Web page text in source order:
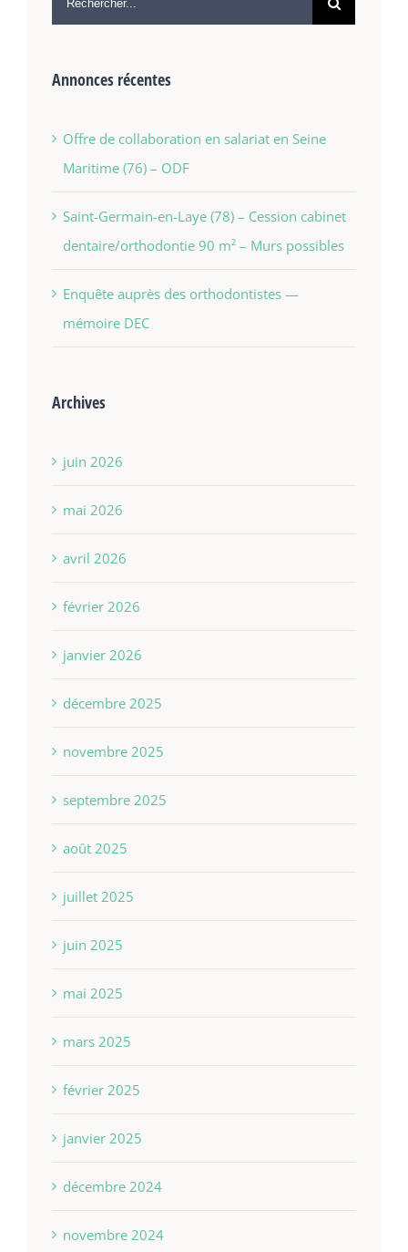
Annonces récentes
Offre de collaboration en salariat en Seine
Maritime (76) – ODF
Saint-Germain-en-Laye (78) – Cession cabinet
dentaire/orthodontie 90 m² – Murs possibles
Enquête auprès des orthodontistes —
mémoire DEC
Archives
juin 2026
mai 2026
avril 2026
février 2026
janvier 2026
décembre 2025
novembre 2025
septembre 2025
août 2025
juillet 2025
juin 2025
mai 2025
mars 2025
février 2025
janvier 2025
décembre 2024
novembre 2024